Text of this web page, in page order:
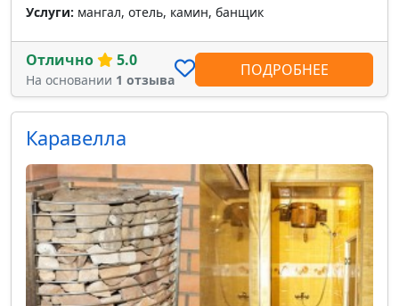
Услуги: мангал, отель, камин, банщик
Отлично 5.0
На основании 1 отзыва
ПОДРОБНЕЕ
Каравелла